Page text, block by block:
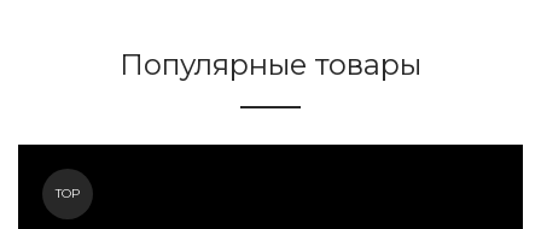
Популярные товары
TOP